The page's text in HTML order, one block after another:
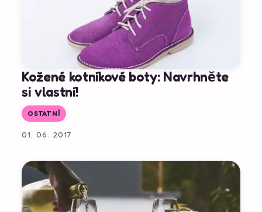
Kožené kotníkové boty: Navrhněte
si vlastní!
OSTATNÍ
01. 06. 2017